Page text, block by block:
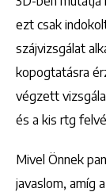
ezt csak
szájvizsgálat
kopogtatásra
végzett
és a kis rtg
Mivel Önnek
javaslom, amíg